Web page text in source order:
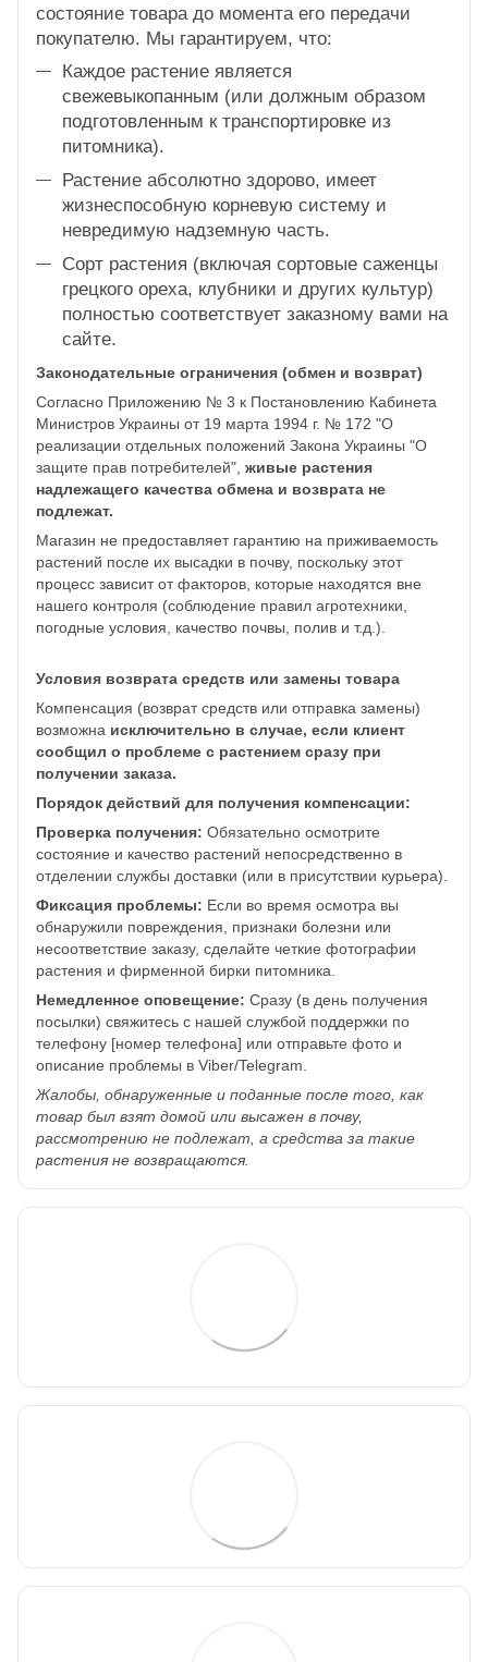
состояние товара до момента его передачи
покупателю. Мы гарантируем, что:
Каждое растение является
свежевыкопанным (или должным образом
подготовленным к транспортировке из
питомника).
Растение абсолютно здорово, имеет
жизнеспособную корневую систему и
невредимую надземную часть.
Сорт растения (включая сортовые саженцы
грецкого ореха, клубники и других культур)
полностью соответствует заказному вами на
сайте.
Законодательные ограничения (обмен и возврат)
Согласно Приложению № 3 к Постановлению Кабинета
Министров Украины от 19 марта 1994 г. № 172 "О
реализации отдельных положений Закона Украины "О
защите прав потребителей", живые растения
надлежащего качества обмена и возврата не
подлежат.
Магазин не предоставляет гарантию на приживаемость
растений после их высадки в почву, поскольку этот
процесс зависит от факторов, которые находятся вне
нашего контроля (соблюдение правил агротехники,
погодные условия, качество почвы, полив и т.д.).
Условия возврата средств или замены товара
Компенсация (возврат средств или отправка замены)
возможна исключительно в случае, если клиент
сообщил о проблеме с растением сразу при
получении заказа.
Порядок действий для получения компенсации:
Проверка получения: Обязательно осмотрите
состояние и качество растений непосредственно в
отделении службы доставки (или в присутствии курьера).
Фиксация проблемы: Если во время осмотра вы
обнаружили повреждения, признаки болезни или
несоответствие заказу, сделайте четкие фотографии
растения и фирменной бирки питомника.
Немедленное оповещение: Сразу (в день получения
посылки) свяжитесь с нашей службой поддержки по
телефону [номер телефона] или отправьте фото и
описание проблемы в Viber/Telegram.
Жалобы, обнаруженные и поданные после того, как
товар был взят домой или высажен в почву,
рассмотрению не подлежат, а средства за такие
растения не возвращаются.